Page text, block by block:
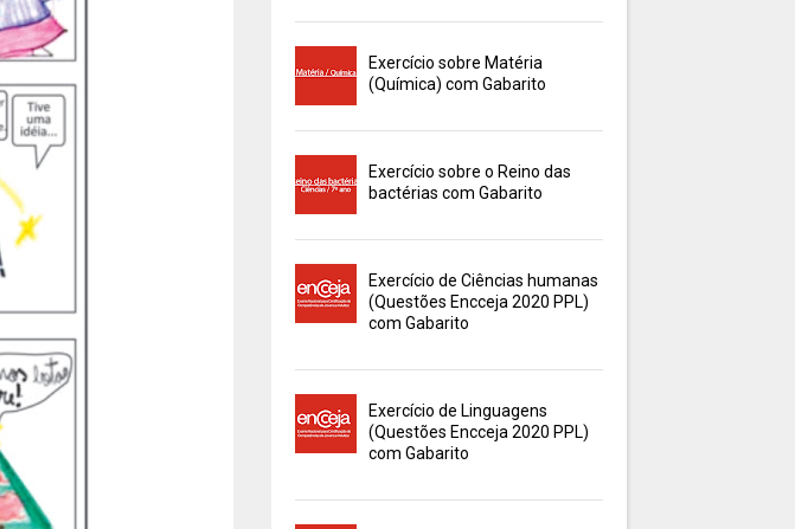
Exercício sobre Matéria
(Química) com Gabarito
Exercício sobre o Reino das
bactérias com Gabarito
Exercício de Ciências humanas
(Questões Encceja 2020 PPL)
com Gabarito
Exercício de Linguagens
(Questões Encceja 2020 PPL)
com Gabarito